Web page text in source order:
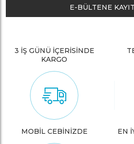
E-BÜLTENE
3 İŞ GÜNÜ İÇERİSİNDE
KARGO
MOBİL CEBİNİZDE EN